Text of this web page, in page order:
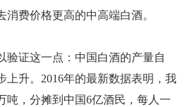
费价格更高的中高端白酒。
验证这一点：中国白酒的产量自
上升。2016年的最新数据表明，我
吨，分摊到中国6亿酒民，每人一